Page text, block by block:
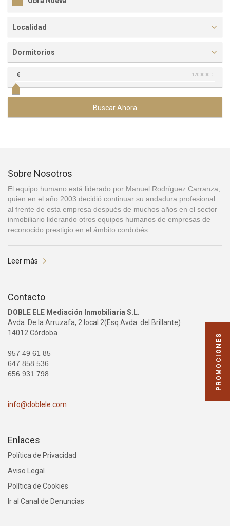
Localidad
Dormitorios
1200000 €
€
Buscar Ahora
Sobre Nosotros
El equipo humano está liderado por Manuel Rodríguez Carranza,
quien en el año 2003 decidió continuar su andadura profesional
al frente de esta empresa después de muchos años en el sector
inmobiliario liderando otros equipos humanos de empresas de
reconocido prestigio en el ámbito cordobés.
Leer más
Contacto
DOBLE ELE Mediación Inmobiliaria S.L.
Avda. De la Arruzafa, 2 local 2(Esq.Avda. del Brillante)
14012 Córdoba
957 49 61 85
647 858 536
656 931 798
info@doblele.com
Enlaces
Política de Privacidad
Aviso Legal
Política de Cookies
Ir al Canal de Denuncias
PROMOCIONES